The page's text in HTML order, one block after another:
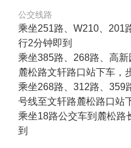
公交线路
乘坐251路、W210、201
行2分钟即到
乘坐385路、268路、高
麓松路文轩路口站下车，
乘坐268路、312路、359
号线至文轩路麓松路口站
乘坐18路公交车到麓松路
到